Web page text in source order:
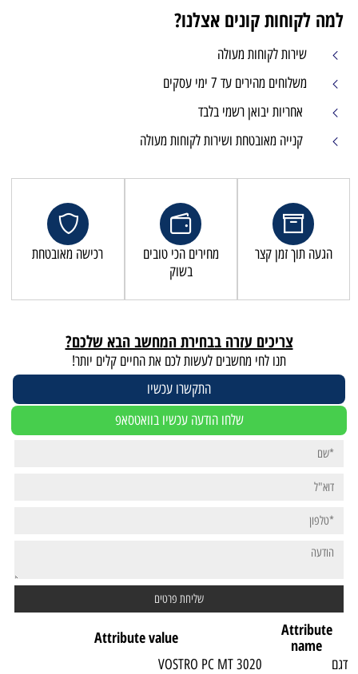
למה לקוחות קונים אצלנו?
שירות לקוחות מעולה
משלוחים מהירים עד 7 ימי עסקים
אחריות יבואן רשמי בלבד
קנייה מאובטחת ושירות לקוחות מעולה
הגעה תוך זמן קצר
מחירים הכי טובים
בשוק
רכישה מאובטחת
צריכים עזרה בבחירת המחשב הבא שלכם?
תנו לחי מחשבים לעשות לכם את החיים קלים יותר!
התקשרו עכשיו
שלחו הודעה עכשיו בוואטסאפ
Attribute
name
Attribute value
VOSTRO PC MT 3020